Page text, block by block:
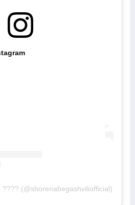
???? (@shorenabegashviliofficial)